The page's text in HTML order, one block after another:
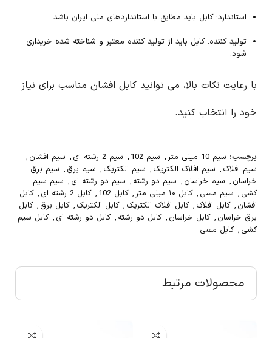
استاندارد: کابل باید مطابق با استانداردهای ملی ایران باشد.
تولید کننده: کابل باید از تولید کننده معتبر و شناخته شده خریداری
شود.
با رعایت نکات بالا، می توانید کابل افشان مناسب برای نیاز
خود را انتخاب کنید.
برچسب: سیم 10 میلی متر , سیم 102 , سیم 2 رشته ای , سیم افشان ,
سیم افلاک , سیم افلاک الکتریک , سیم الکتریک , سیم برق , سیم برق
خراسان , سیم خراسان , سیم دو رشته , سیم دو رشته ای , سیم سیم
کشی , سیم مسی , کابل ۱۰ میلی متر , کابل 102 , کابل 2 رشته ای , کابل
افشان , کابل افلاک , کابل افلاک الکتریک , کابل الکتریک , کابل برق , کابل
برق خراسان , کابل خراسان , کابل دو رشته , کابل دو رشته ای , کابل سیم
کشی , کابل مسی
محصولات مرتبط